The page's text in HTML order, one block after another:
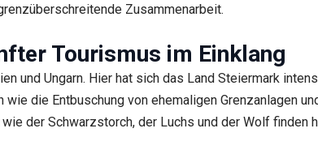
Zusammenarbeit.
Tourismus im Einklang
und Ungarn. Hier hat sich das Land Steiermark
die Entbuschung von ehemaligen Grenzanlagen
der Schwarzstorch, der Luchs und der Wolf finden